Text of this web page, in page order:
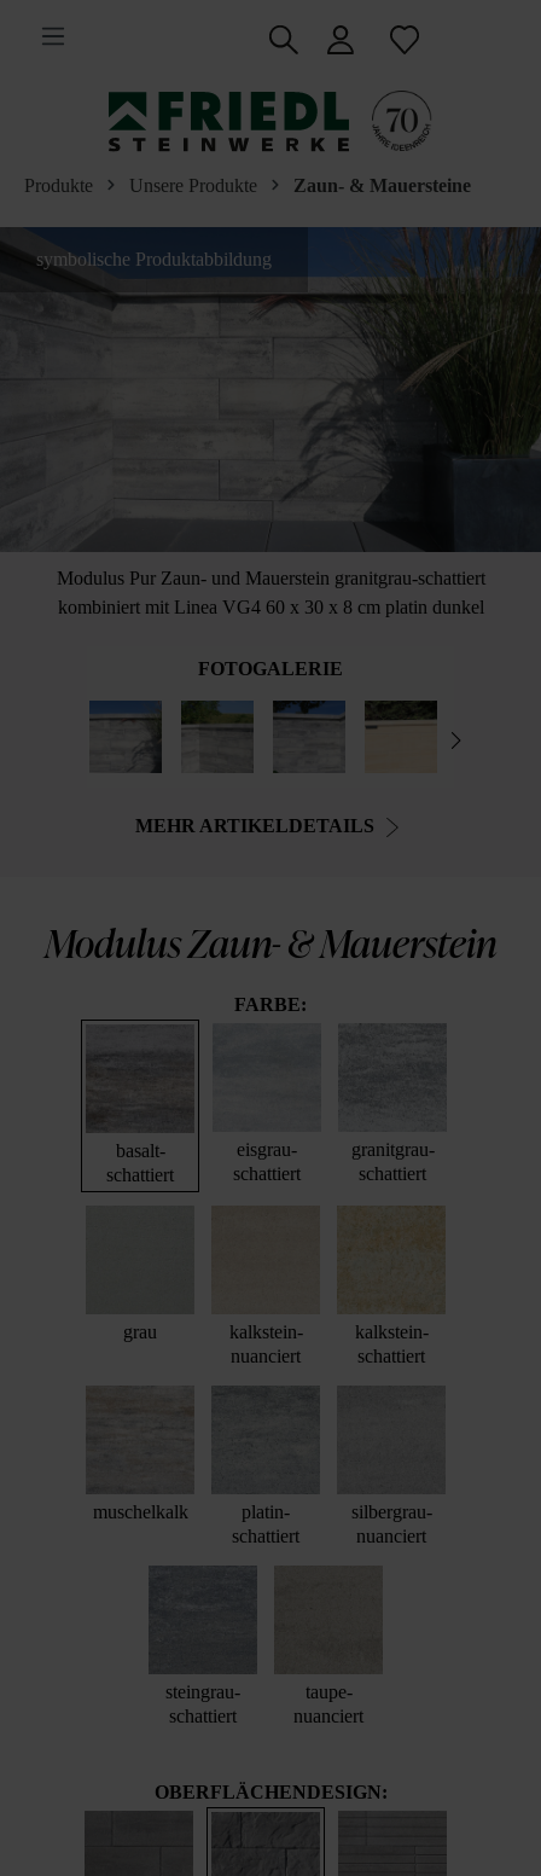
springen
Produkte Unsere Produkte Zaun- & Mauersteine
Modulus Pur Zaun- und Mauerstein granitgrau-schattiert
kombiniert mit Linea VG4 60 x 30 x 8 cm platin dunkel
symbolische Produktabbildung
FOTOGALERIE
MEHR ARTIKELDETAILS
Modulus Zaun- & Mauerstein
FARBE:
basalt-
schattiert
eisgrau-
schattiert
granitgrau-
schattiert
grau
kalkstein-
nuanciert
kalkstein-
schattiert
muschelkalk
platin-
schattiert
silbergrau-
nuanciert
steingrau-
schattiert
taupe-
nuanciert
OBERFLÄCHENDESIGN: